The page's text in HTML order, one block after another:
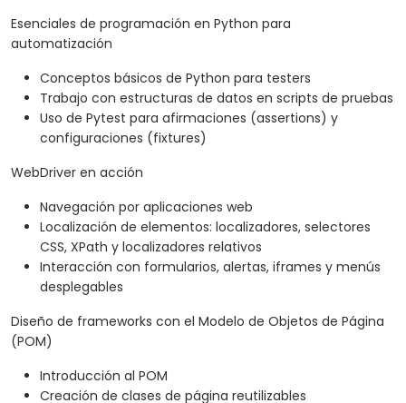
Esenciales de programación en Python para
automatización
Conceptos básicos de Python para testers
Trabajo con estructuras de datos en scripts de pruebas
Uso de Pytest para afirmaciones (assertions) y
configuraciones (fixtures)
WebDriver en acción
Navegación por aplicaciones web
Localización de elementos: localizadores, selectores
CSS, XPath y localizadores relativos
Interacción con formularios, alertas, iframes y menús
desplegables
Diseño de frameworks con el Modelo de Objetos de Página
(POM)
Introducción al POM
Creación de clases de página reutilizables